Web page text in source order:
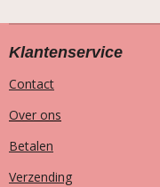
Klantenservice
Contact
Over ons
Betalen
Verzending